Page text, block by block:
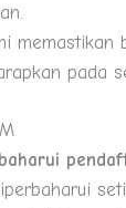
memastikan
pada